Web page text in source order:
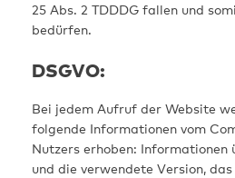
25 Abs. 2 TDDDG fallen und
bedürfen.
DSGVO:
Bei jedem Aufruf der Website
folgende Informationen vom
Nutzers erhoben: Informationen
und die verwendete Version,